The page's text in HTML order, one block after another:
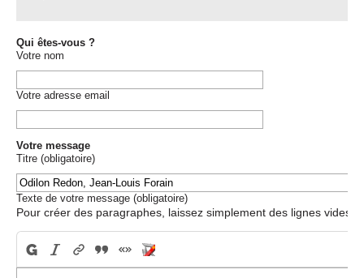
Qui êtes-vous ?
Votre nom
Votre adresse email
Votre message
Titre (obligatoire)
Texte de votre message (obligatoire)
Pour créer des paragraphes, laissez simplement des lignes vides.